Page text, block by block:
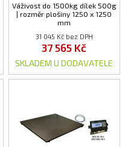
Váživost do 1500kg dílek 500g
| rozměr plošiny 1250 x 1250
mm
31 045 Kč bez DPH
37 565 Kč
SKLADEM U DODAVATELE